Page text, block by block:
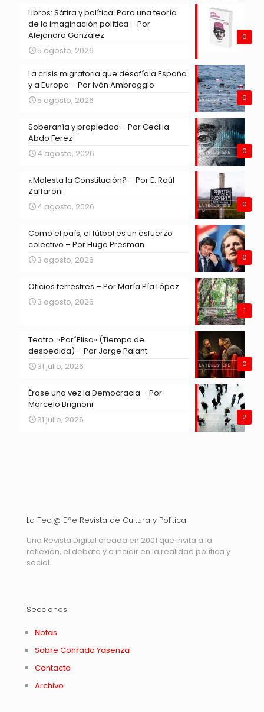
0
Libros: Sátira y política: Para una teoría
de la imaginación política – Por
Alejandra González
5 agosto, 2026
0
La crisis migratoria que desafía a España
y a Europa – Por Iván Ambroggio
5 agosto, 2026
0
Soberanía y propiedad – Por Cecilia
Abdo Ferez
4 agosto, 2026
0
¿Molesta la Constitución? – Por E. Raúl
Zaffaroni
4 agosto, 2026
0
Como el país, el fútbol es un esfuerzo
colectivo – Por Hugo Presman
3 agosto, 2026
1
Oficios terrestres – Por María Pía López
3 agosto, 2026
0
Teatro. «Par´Elisa» (Tiempo de
despedida) – Por Jorge Palant
31 julio, 2026
2
Érase una vez la Democracia – Por
Marcelo Brignoni
31 julio, 2026
La Tecl@ Eñe Revista de Cultura y Política
Una Revista Digital creada en 2001 que invita a la
reflexión, el debate y a incidir en la realidad política y
social.
Secciones
Notas
Sobre Conrado Yasenza
Contacto
Archivo